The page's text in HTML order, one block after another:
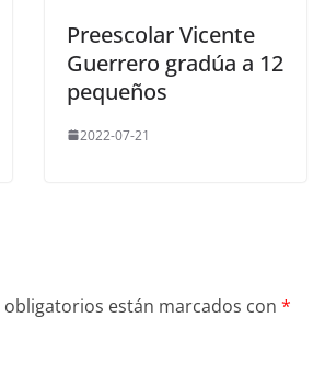
Preescolar Vicente
Guerrero gradúa a 12
pequeños
2022-07-21
obligatorios están marcados con *